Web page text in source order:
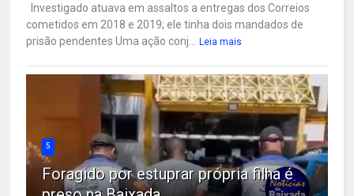
Investigado atuava em assaltos a entregas dos Correios
cometidos em 2018 e 2019; ele tinha dois mandados de
prisão pendentes Uma ação conj...
Leia mais
5
Foragido por estuprar própria filha é